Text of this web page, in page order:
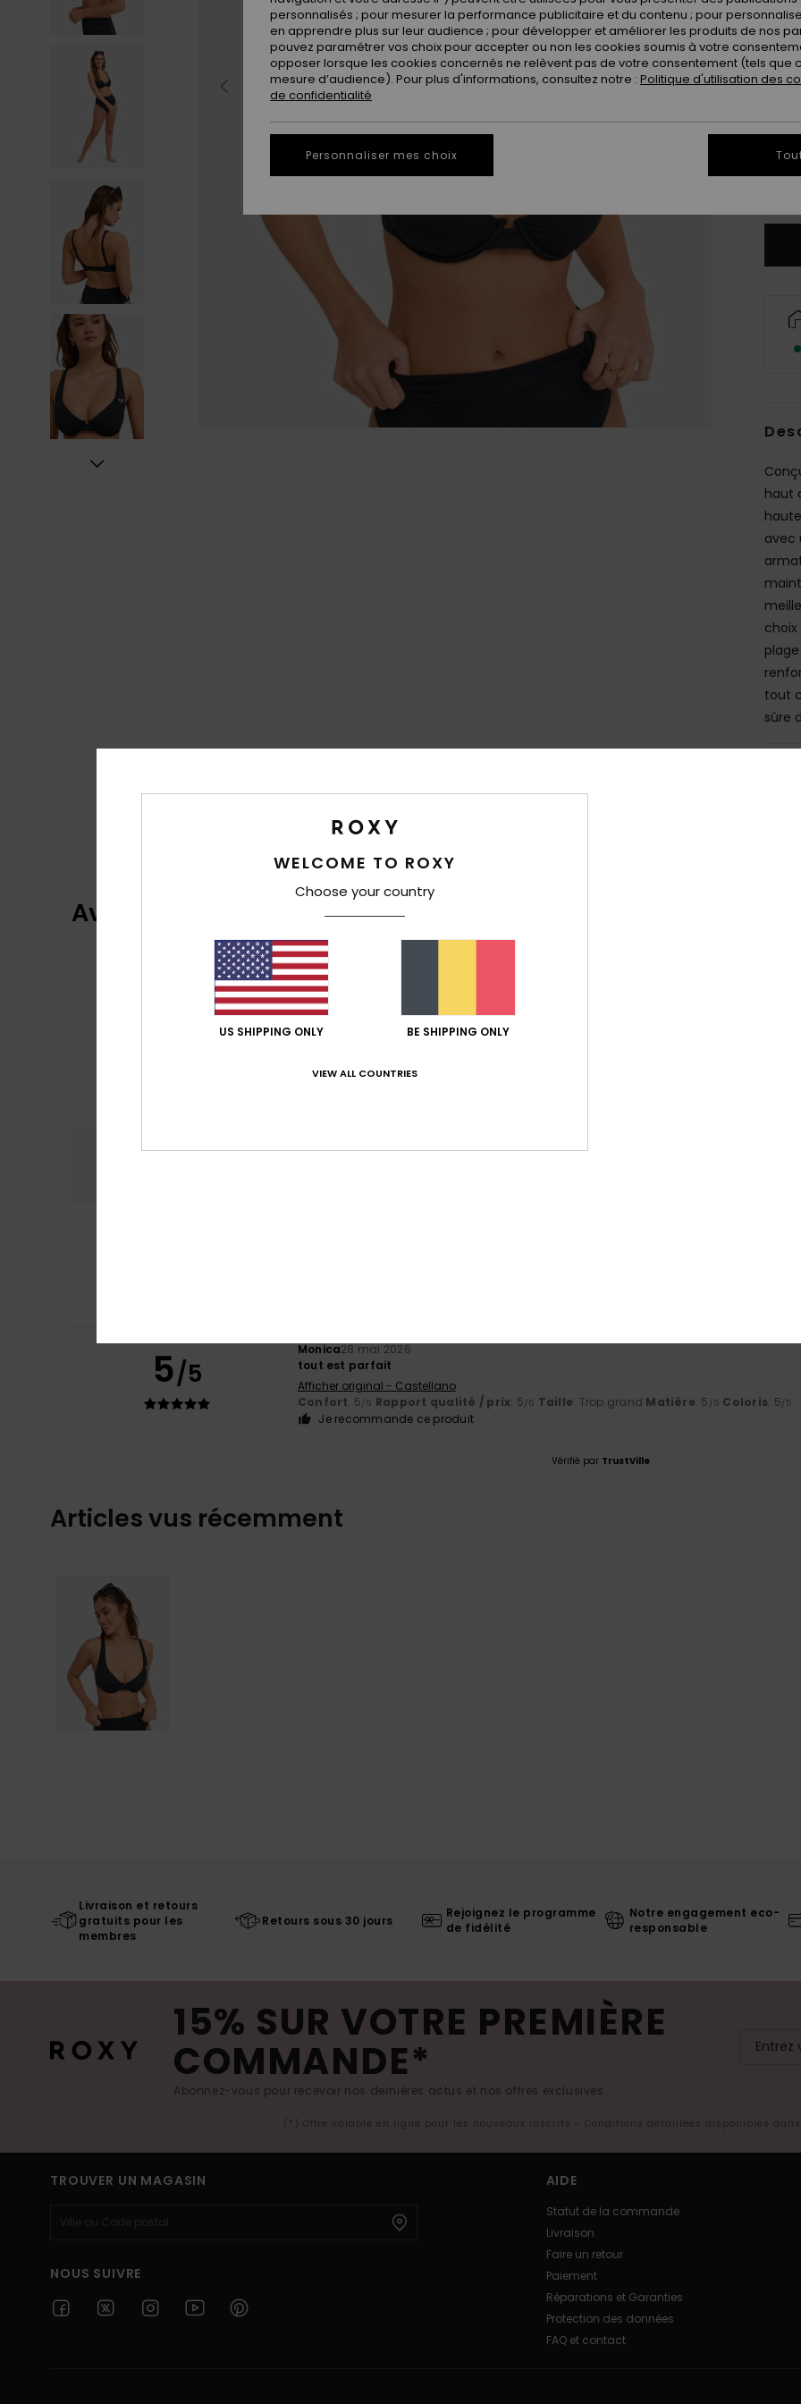
XS
haut
avec
tout
sûre
Avis clients
Confort
Rapport qualité / prix
5/5
Monica28 mai 2026
tout est parfait
Afficher original - Castellano
Confort: 5/5 Rapport qualité / prix: 5/5 Taille: Trop grand Matière: 5 /5 Coloris: 5/5
Je recommande ce produit
Vérifié par TrustVille
Articles vus récemment
Livraison et retours
gratuits pour les
membres
Retours sous 30 jours
Rejoignez le programme
de fidélité
Notre engagement eco-
responsable
15% SUR VOTRE PREMIÈRE
COMMANDE*
Abonnez-vous pour recevoir nos dernières actus et nos offres exclusives.
(*) Offre valable en ligne pour les nouveaux inscrits - Conditions détaillées disponibles
TROUVER UN MAGASIN
NOUS SUIVRE
AIDE
Statut de la commande
Livraison
Faire un retour
Paiement
Réparations et Garanties
Protection des données
FAQ et contact
WELCOME TO ROXY
Choose your country
US SHIPPING ONLY BE SHIPPING ONLY
VIEW ALL COUNTRIES
personnalisés ; pour mesurer la performance publicitaire et du contenu ; pour
en apprendre plus sur leur audience ; pour développer et améliorer les produits de nos
pouvez paramétrer vos choix pour accepter ou non les cookies soumis à votre
opposer lorsque les cookies concernés ne relèvent pas de votre consentement (tels que
mesure d’audience). Pour plus d'informations, consultez notre : Politique d'utilisation des
de confidentialité
Personnaliser mes choix